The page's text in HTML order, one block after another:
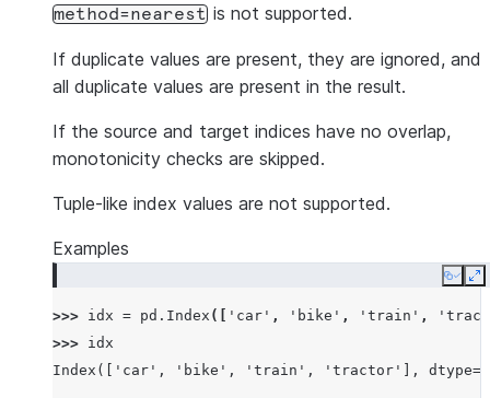
method=nearest is not supported.
If duplicate values are present, they are ignored, and
all duplicate values are present in the result.
If the source and target indices have no overlap,
monotonicity checks are skipped.
Tuple-like index values are not supported.
Examples
Copy
>>> idx = pd . Index ([ 'car' , 'bike' , 'train' ,
>>> idx
Index(['car', 'bike', 'train', 'tractor'],